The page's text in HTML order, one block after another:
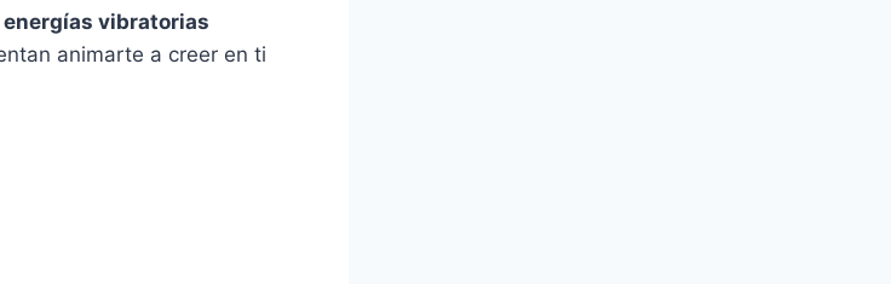
vibratorias
animarte a creer en ti